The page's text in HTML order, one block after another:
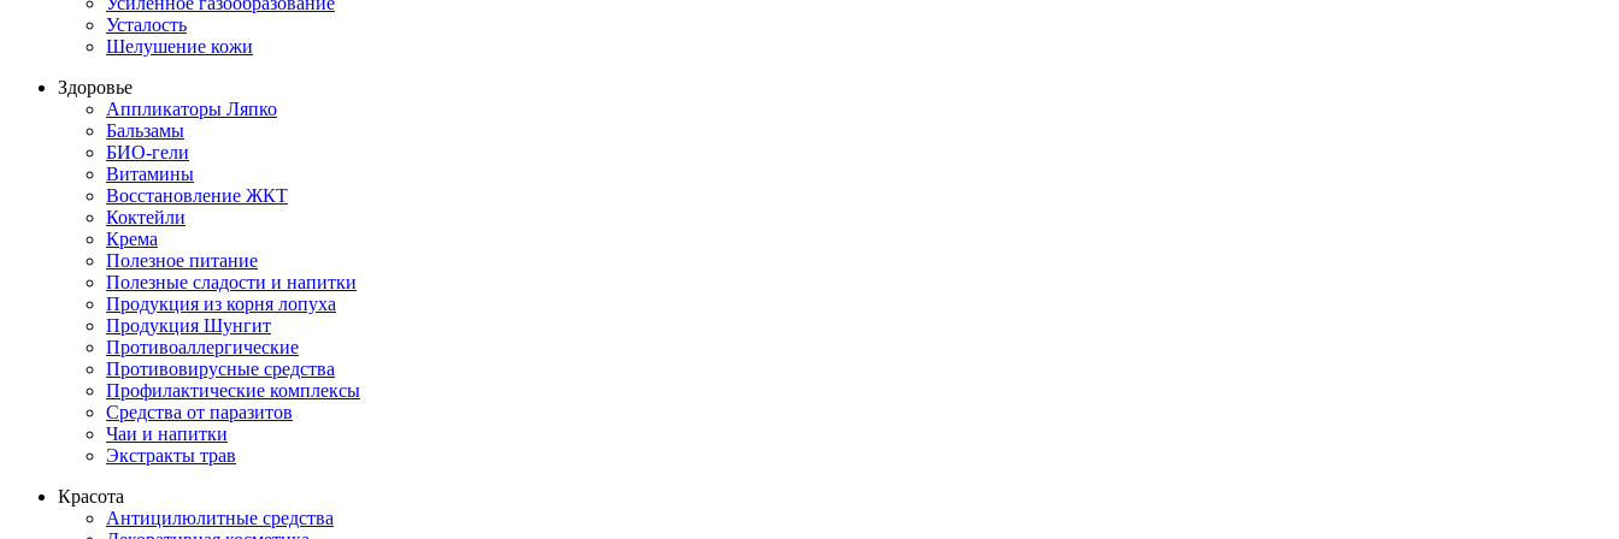
Усталость
Шелушение кожи
Здоровье
Аппликаторы Ляпко
Бальзамы
БИО-гели
Витамины
Восстановление ЖКТ
Коктейли
Крема
Полезное питание
Полезные сладости и напитки
Продукция из корня лопуха
Продукция Шунгит
Противоаллергические
Противовирусные средства
Профилактические комплексы
Средства от паразитов
Чаи и напитки
Экстракты трав
Красота
Антицилюлитные средства